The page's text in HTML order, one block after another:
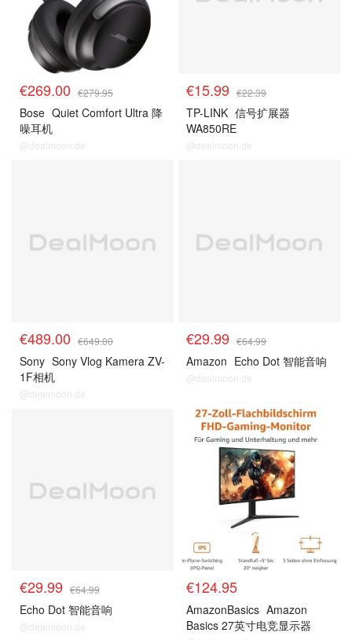
€269.00 €279.95
Bose Quiet Comfort Ultra 降
噪耳机
@dealmoon.de
€15.99 €22.39
TP-LINK 信号扩展器
WA850RE
@dealmoon.de
€489.00 €649.00
Sony Sony Vlog Kamera ZV-
1F相机
@dealmoon.de
€29.99 €64.99
Amazon Echo Dot 智能音响
@dealmoon.de
€29.99 €64.99
Echo Dot 智能音响
@dealmoon.de
€124.95
AmazonBasics Amazon
Basics 27英寸电竞显示器